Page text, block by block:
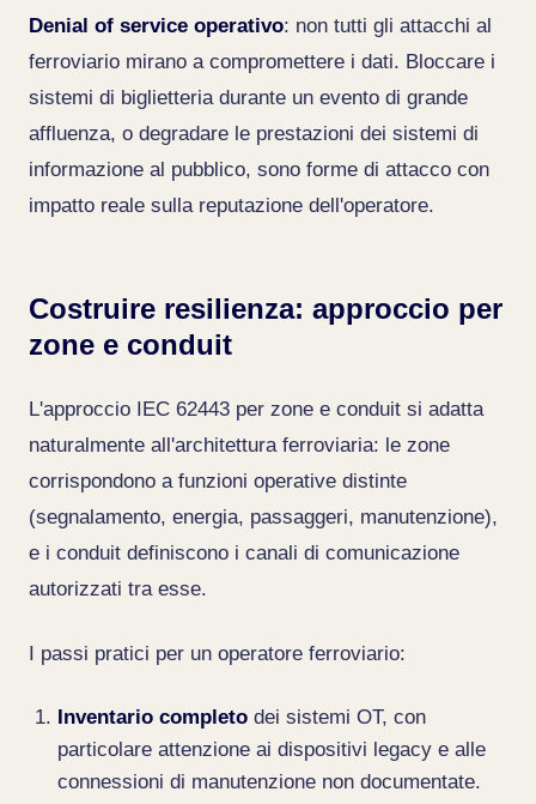
Denial of service operativo: non tutti gli attacchi al
ferroviario mirano a compromettere i dati. Bloccare i
sistemi di biglietteria durante un evento di grande
affluenza, o degradare le prestazioni dei sistemi di
informazione al pubblico, sono forme di attacco con
impatto reale sulla reputazione dell'operatore.
Costruire resilienza: approccio per
zone e conduit
L'approccio IEC 62443 per zone e conduit si adatta
naturalmente all'architettura ferroviaria: le zone
corrispondono a funzioni operative distinte
(segnalamento, energia, passaggeri, manutenzione),
e i conduit definiscono i canali di comunicazione
autorizzati tra esse.
I passi pratici per un operatore ferroviario:
Inventario completo dei sistemi OT, con
particolare attenzione ai dispositivi legacy e alle
connessioni di manutenzione non documentate.